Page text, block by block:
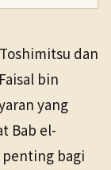
arsip
dan
bin
yang
Bab el-
penting bagi